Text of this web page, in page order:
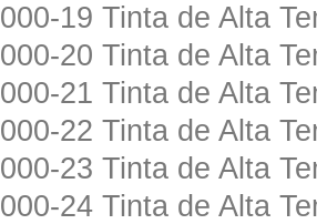
000-19 Tinta de Alta
000-20 Tinta de Alta
000-21 Tinta de Alta
000-22 Tinta de Alta
000-23 Tinta de Alta
000-24 Tinta de Alta